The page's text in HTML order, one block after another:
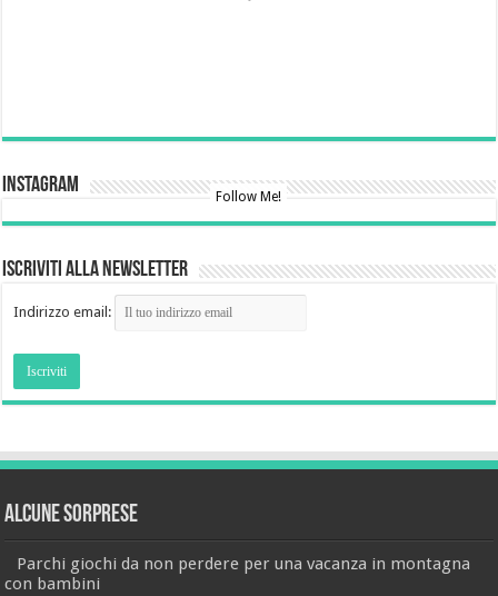
Instagram Follow Me!
Iscriviti alla newsletter
Indirizzo email:
Alcune sorprese
Parchi giochi da non perdere per una vacanza in montagna
con bambini